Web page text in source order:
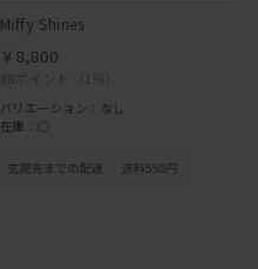
Miffy Shines
88ポイント （1％）
￥8,800
バリエーション：なし
在庫：○